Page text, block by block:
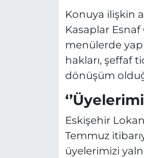
Konuya ilişkin
Kasaplar Esnaf
menülerde
hakları, şeffaf
dönüşüm
Eskişehir
Temmuz
üyelerimizi